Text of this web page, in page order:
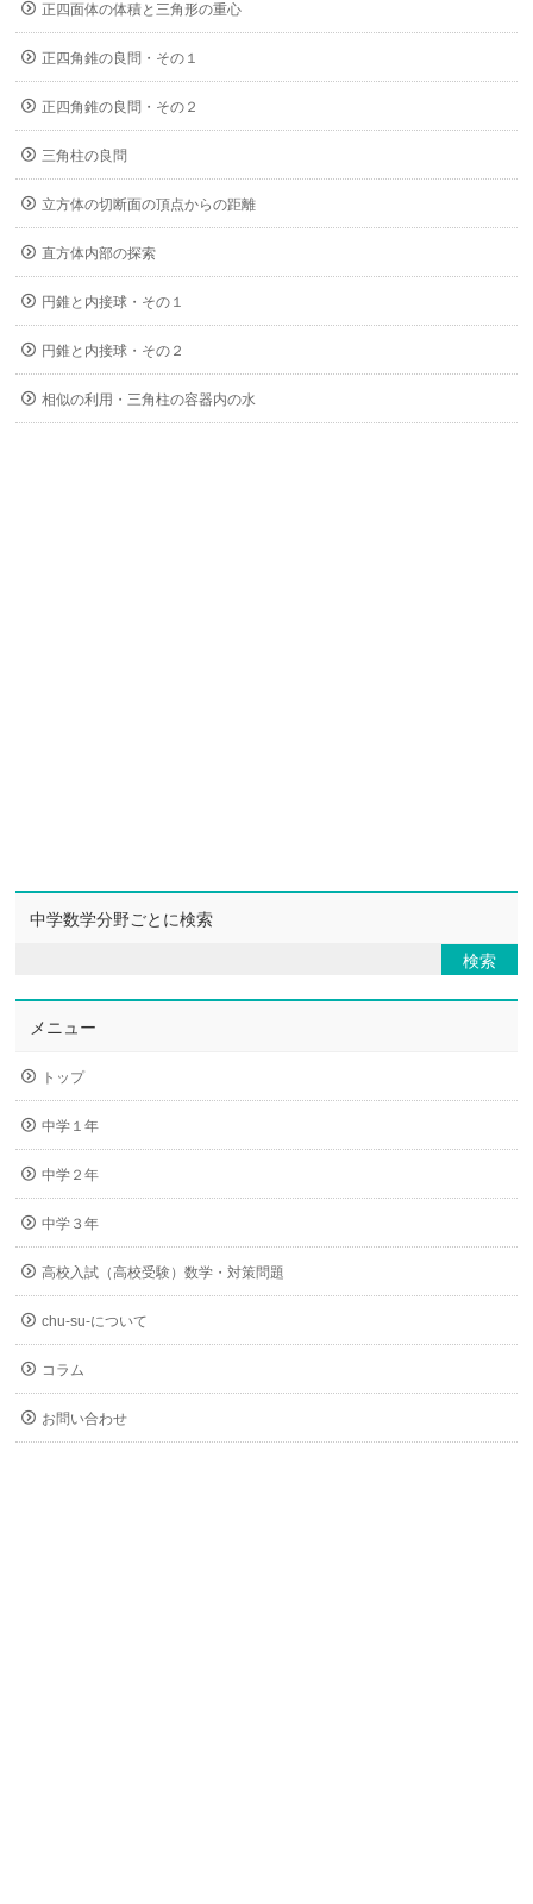
正四面体の体積と三角形の重心
正四角錐の良問・その１
正四角錐の良問・その２
三角柱の良問
立方体の切断面の頂点からの距離
直方体内部の探索
円錐と内接球・その１
円錐と内接球・その２
相似の利用・三角柱の容器内の水
中学数学分野ごとに検索
メニュー
トップ
中学１年
中学２年
中学３年
高校入試（高校受験）数学・対策問題
chu-su-について
コラム
お問い合わせ